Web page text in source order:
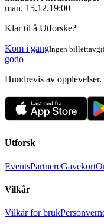
man. 15.12.19:00
Klar til å Utforske?
Kom i gangIngen
godo
Hundrevis av
Utforsk
EventsPartnereGavekort
Vilkår
Vilkår for bruk